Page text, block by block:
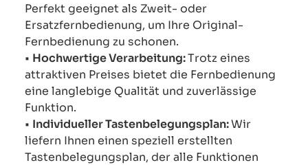
Perfekt geeignet als Zweit- oder
Ersatzfernbedienung, um Ihre Original-
Fernbedienung zu schonen.
• Hochwertige Verarbeitung:Trotz eines
attraktiven Preises bietet die Fernbedienung
eine langlebige Qualität und zuverlässige
Funktion.
• Individueller Tastenbelegungsplan:Wir
liefern Ihnen einen speziell erstellten
Tastenbelegungsplan, der alle Funktionen